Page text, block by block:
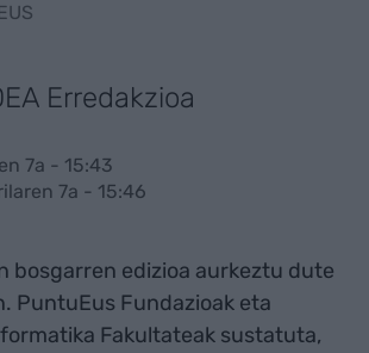
Erredakzioa
7a - 15:43
7a - 15:46
bosgarren edizioa aurkeztu dute
PuntuEus Fundazioak eta
Fakultateak sustatuta,